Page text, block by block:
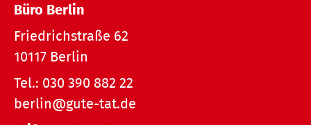
Büro Berlin
Friedrichstraße 62
10117 Berlin
Tel.: 030 390 882 22
berlin@gute-tat.de